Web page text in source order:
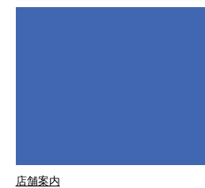
店舗案内